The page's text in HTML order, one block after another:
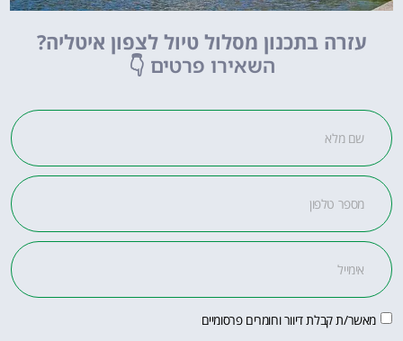
בתכנון מסלול טיול לצפון איטליה?
השאירו פרטים 👇
דיוור וחומרים פרסומיים